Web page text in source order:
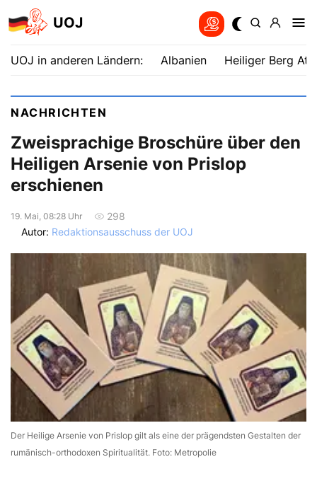
UOJ
UOJ in anderen Ländern: Albanien Heiliger Berg
NACHRICHTEN
Zweisprachige Broschüre über den
Heiligen Arsenie von Prislop
erschienen
19. Mai, 08:28 Uhr
298
Autor: Redaktionsausschuss der UOJ
Der Heilige Arsenie von Prislop gilt als eine der prägendsten Gestalten der
rumänisch-orthodoxen Spiritualität. Foto: Metropolie